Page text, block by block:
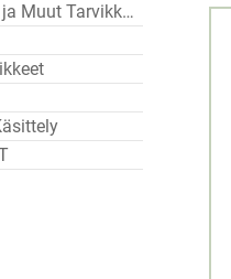
Muut Tarvikkeet